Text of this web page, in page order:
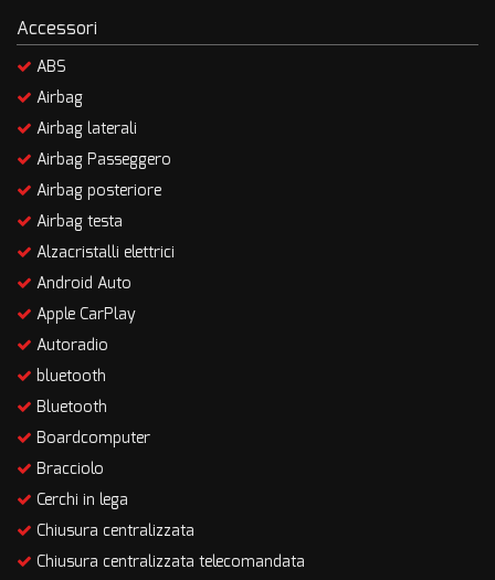
Accessori
ABS
Airbag
Airbag laterali
Airbag Passeggero
Airbag posteriore
Airbag testa
Alzacristalli elettrici
Android Auto
Apple CarPlay
Autoradio
bluetooth
Bluetooth
Boardcomputer
Bracciolo
Cerchi in lega
Chiusura centralizzata
Chiusura centralizzata telecomandata